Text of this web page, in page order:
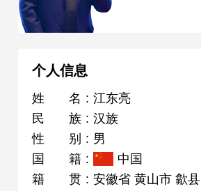
个人信息
姓名 : 江东亮
民族 : 汉族
性别 : 男
国籍 :
中国
籍贯 : 安徽省 黄山市 歙县